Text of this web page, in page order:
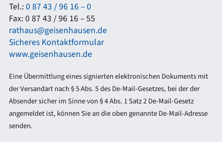
Tel.:0 87 43 / 96 16 – 0
Fax: 0 87 43 / 96 16 – 55
rathaus@geisenhausen.de
Sicheres Kontaktformular
www.geisenhausen.de
Eine Übermittlung eines signierten elektronischen Dokuments mit
der Versandart nach § 5 Abs. 5 des De-Mail-Gesetzes, bei der der
Absender sicher im Sinne von § 4 Abs. 1 Satz 2 De-Mail-Gesetz
angemeldet ist, können Sie an die oben genannte De-Mail-Adresse
senden.